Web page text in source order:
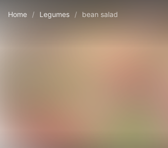
Home / Legumes / bean salad